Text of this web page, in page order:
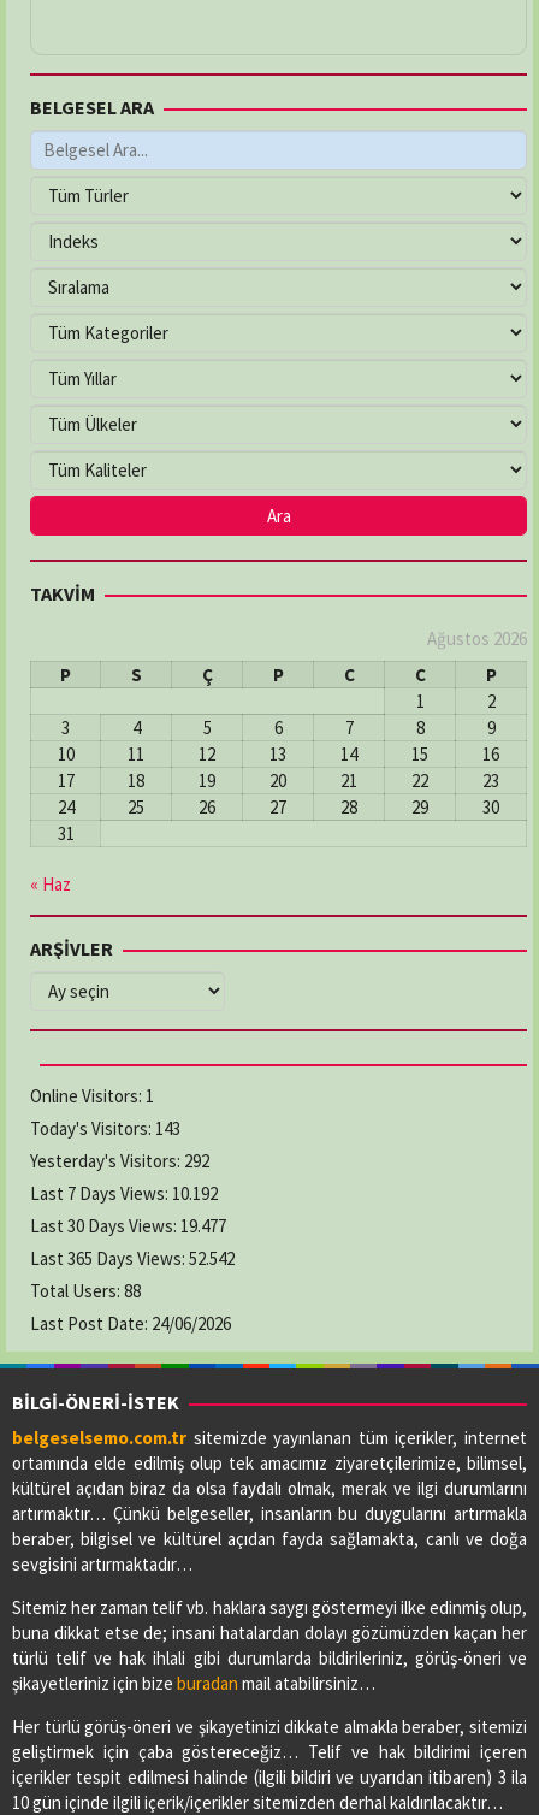
BELGESEL ARA
TAKVİM
Ağustos 2026
P
S Ç P C C
P
1
2
3
4 5 6 7 8
9
10
11 12 13 14 15
16
17
18 19 20 21 22
23
24
25 26 27 28 29
30
31
« Haz
ARŞİVLER
ARŞİVLER
Online Visitors: 1
Today's Visitors: 143
Yesterday's Visitors: 292
Last 7 Days Views: 10.192
Last 30 Days Views: 19.477
Last 365 Days Views: 52.542
Total Users: 88
Last Post Date: 24/06/2026
BİLGİ-ÖNERİ-İSTEK
belgeselsemo.com.tr sitemizde yayınlanan tüm içerikler, internet
ortamında elde edilmiş olup tek amacımız ziyaretçilerimize, bilimsel,
kültürel açıdan biraz da olsa faydalı olmak, merak ve ilgi durumlarını
artırmaktır… Çünkü belgeseller, insanların bu duygularını artırmakla
beraber, bilgisel ve kültürel açıdan fayda sağlamakta, canlı ve doğa
sevgisini artırmaktadır…
Sitemiz her zaman telif vb. haklara saygı göstermeyi ilke edinmiş olup,
buna dikkat etse de; insani hatalardan dolayı gözümüzden kaçan her
türlü telif ve hak ihlali gibi durumlarda bildirileriniz, görüş-öneri ve
şikayetleriniz için bize buradan mail atabilirsiniz…
Her türlü görüş-öneri ve şikayetinizi dikkate almakla beraber, sitemizi
geliştirmek için çaba göstereceğiz… Telif ve hak bildirimi içeren
içerikler tespit edilmesi halinde (ilgili bildiri ve uyarıdan itibaren) 3 ila
10 gün içinde ilgili içerik/içerikler sitemizden derhal kaldırılacaktır…